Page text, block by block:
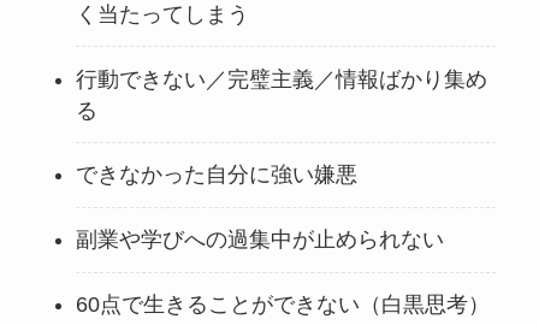
く当たってしまう
行動できない／完璧主義／情報ばかり集め
る
できなかった自分に強い嫌悪
副業や学びへの過集中が止められない
60点で生きることができない（白黒思考）